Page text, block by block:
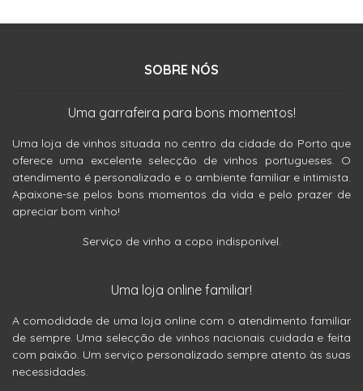
SOBRE NÓS
Uma garrafeira para bons momentos!
Uma loja de vinhos situada no centro da cidade do Porto que
oferece uma excelente selecção de vinhos portugueses. O
atendimento é personalizado e o ambiente familiar e intimista.
Apaixone-se pelos bons momentos da vida e pelo prazer de
apreciar bom vinho!
Serviço de vinho a copo indisponível.
Uma loja online familiar!
A comodidade de uma loja online com o atendimento familiar
de sempre. Uma selecção de vinhos nacionais cuidada e feita
com paixão. Um serviço personalizado sempre atento às suas
necessidades.